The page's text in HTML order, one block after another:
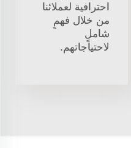
احترافية لعملائنا
من خلال فهمٍ
شاملٍ
لاحتياجاتهم.